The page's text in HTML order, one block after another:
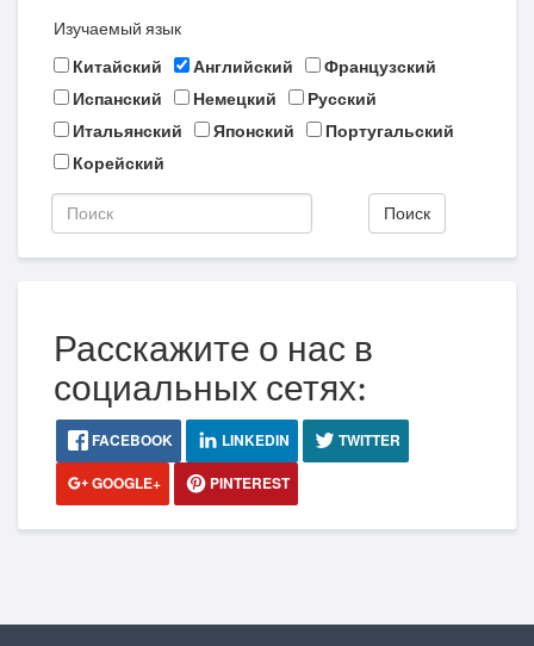
Изучаемый язык
Китайский
Английский
Французский
Испанский
Немецкий
Русский
Итальянский
Японский
Португальский
Корейский
Поиск
Расскажите о нас в
социальных сетях:
FACEBOOK LINKEDIN
TWITTER
GOOGLE+
PINTEREST